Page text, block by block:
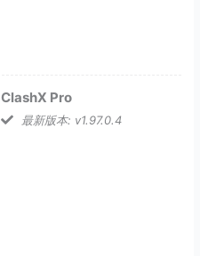
ClashX Pro
最新版本: v1.97.0.4